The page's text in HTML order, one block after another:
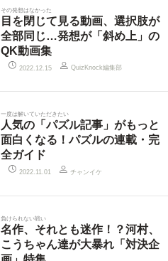
その発想はなかった
目を閉じて見る動画、選択肢が
全部同じ…発想が「斜め上」の
QK動画集
2022.12.15 QuizKnock編集部
一度は解いていただきたい
人気の「パズル記事」がもっと
面白くなる！パズルの連載・完
全ガイド
2022.11.01 チャンイケ
負けられない戦い
名作、それとも迷作！？河村、
こうちゃん達が大暴れ「対決企